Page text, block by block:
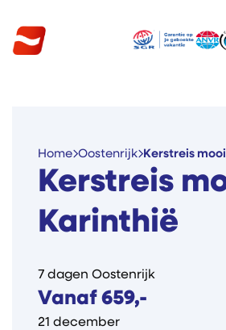
Home Oostenrijk Kerstreis
Kerstreis
Karinthië
7 dagen Oostenrijk
Vanaf 659,-
21 december